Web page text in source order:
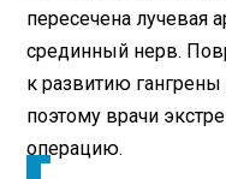
пересечена лучевая
срединный нерв.
к развитию гангрены
поэтому врачи
операцию.